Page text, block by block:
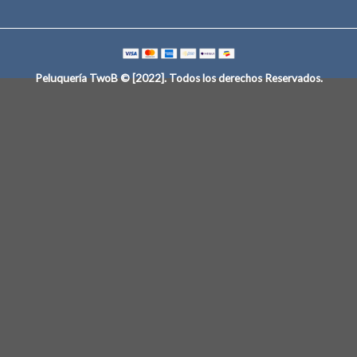
Peluquería TwoB © [2022]. Todos los derechos Reservados.